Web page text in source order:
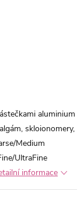
aluminium
skloionomery,
Medium
UltraFine
informace